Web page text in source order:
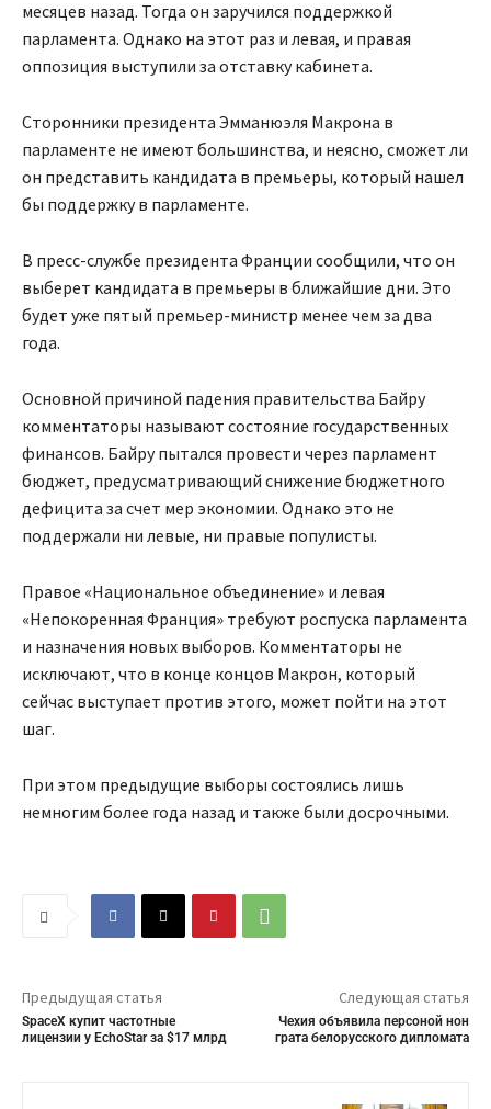
месяцев назад. Тогда он заручился поддержкой
парламента. Однако на этот раз и левая, и правая
оппозиция выступили за отставку кабинета.
Сторонники президента Эмманюэля Макрона в
парламенте не имеют большинства, и неясно, сможет ли
он представить кандидата в премьеры, который нашел
бы поддержку в парламенте.
В пресс-службе президента Франции сообщили, что он
выберет кандидата в премьеры в ближайшие дни. Это
будет уже пятый премьер-министр менее чем за два
года.
Основной причиной падения правительства Байру
комментаторы называют состояние государственных
финансов. Байру пытался провести через парламент
бюджет, предусматривающий снижение бюджетного
дефицита за счет мер экономии. Однако это не
поддержали ни левые, ни правые популисты.
Правое «Национальное объединение» и левая
«Непокоренная Франция» требуют роспуска парламента
и назначения новых выборов. Комментаторы не
исключают, что в конце концов Макрон, который
сейчас выступает против этого, может пойти на этот
шаг.
При этом предыдущие выборы состоялись лишь
немногим более года назад и также были досрочными.
Предыдущая статья
SpaceX купит частотные
лицензии у EchoStar за $17 млрд
Следующая статья
Чехия объявила персоной нон
грата белорусского дипломата